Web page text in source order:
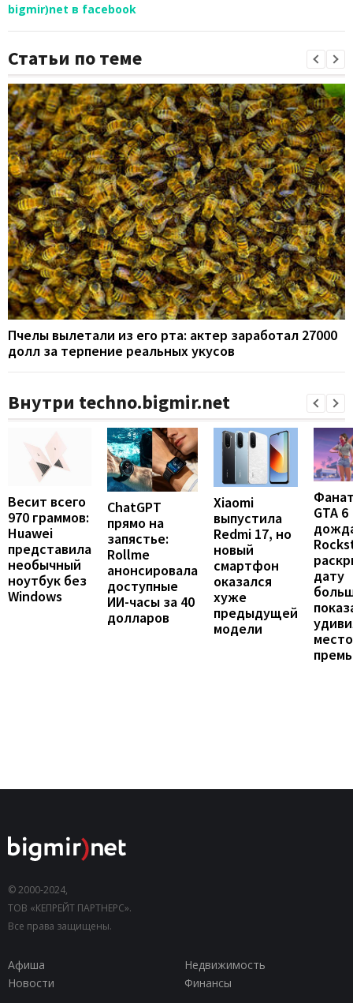
bigmir)net в facebook
Статьи по теме
Пчелы вылетали из его рта: актер заработал 27000
долл за терпение реальных укусов
Внутри techno.bigmir.net
Весит всего
970 граммов:
Huawei
представила
необычный
ноутбук без
Windows
ChatGPT
прямо на
запястье:
Rollme
анонсировала
доступные
ИИ-часы за 40
долларов
Xiaomi
выпустила
Redmi 17, но
новый
смартфон
оказался
хуже
предыдущей
модели
GTA 6
дату
© 2000-2024,
ТОВ «КЕПРЕЙТ ПАРТНЕРС».
Все права защищены.
Афиша
Недвижимость
Новости
Финансы